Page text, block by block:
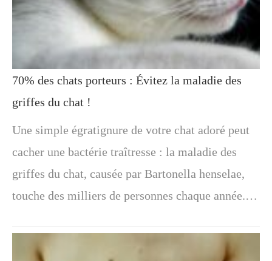
70% des chats porteurs : Évitez la maladie des
griffes du chat !
Une simple égratignure de votre chat adoré peut
cacher une bactérie traîtresse : la maladie des
griffes du chat, causée par Bartonella henselae,
touche des milliers de personnes chaque année.…